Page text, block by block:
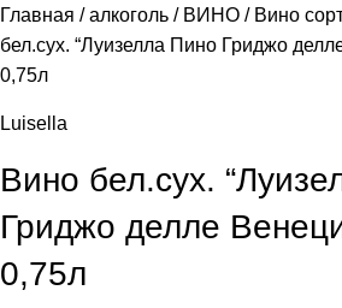
Главная алкоголь ВИНО Вино
бел.сух. “Луизелла Пино Гриджо
0,75л
Luisella
Вино бел.сух.
Гриджо делле
0,75л